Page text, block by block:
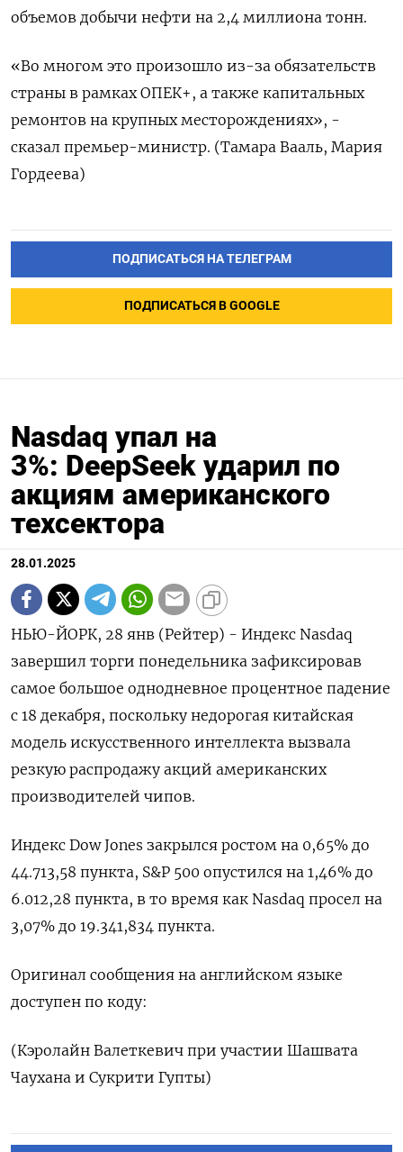
объемов добычи нефти на 2,4 миллиона тонн.
«Во многом это произошло из-за обязательств
страны в рамках ОПЕК+, а также капитальных
ремонтов на крупных месторождениях», -
сказал премьер-министр. (Тамара Вааль, Мария
Гордеева)
ПОДПИСАТЬСЯ НА ТЕЛЕГРАМ
ПОДПИСАТЬСЯ В GOOGLE
Nasdaq упал на
3%: DeepSeek ударил по
акциям американского
техсектора
28.01.2025
НЬЮ-ЙОРК, 28 янв (Рейтер) - Индекс Nasdaq
завершил торги понедельника зафиксировав
самое большое однодневное процентное падение
с 18 декабря, поскольку недорогая китайская
модель искусственного интеллекта вызвала
резкую распродажу акций американских
производителей чипов.
Индекс Dow Jones закрылся ростом на 0,65% до
44.713,58 пункта, S&P 500 опустился на 1,46% до
6.012,28 пункта​, в то время как ​Nasdaq просел на
3,07% до 19.341,834 пункта​.
Оригинал сообщения на английском языке
доступен по коду:
(Кэролайн Валеткевич при участии Шашвата
Чаухана и Сукрити Гупты)